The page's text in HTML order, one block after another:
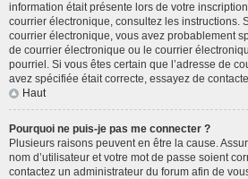
information était présente lors de votre
courrier électronique, consultez les instructions.
courrier électronique, vous avez probablement
de courrier électronique ou le courrier
pourriel. Si vous êtes certain que l’adresse de
avez spécifiée était correcte, essayez de
Haut
Pourquoi ne puis-je pas me connecter ?
Plusieurs raisons peuvent en être la cause.
nom d’utilisateur et votre mot de passe soient
contactez un administrateur du forum afin de